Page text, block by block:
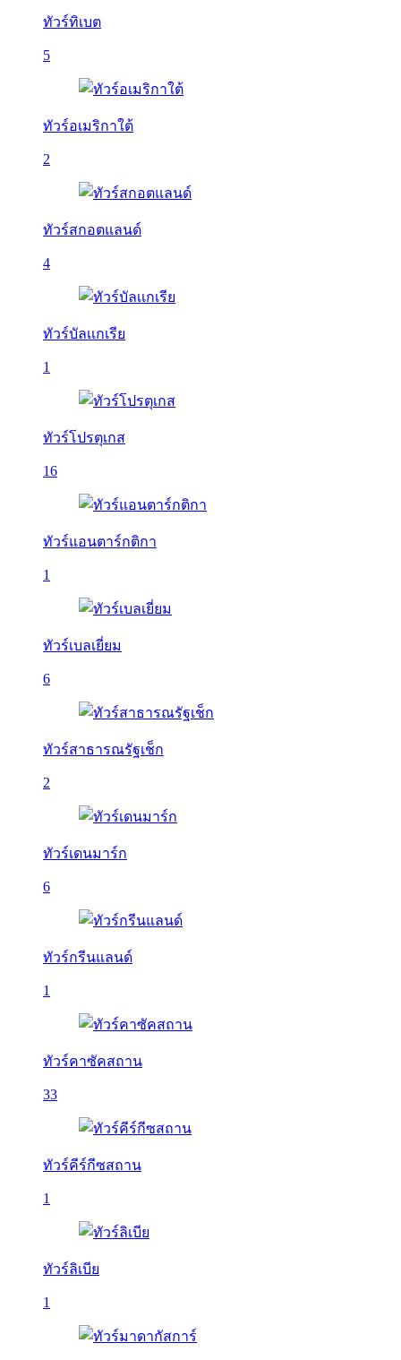
ทัวร์ทิเบต
5
ทัวร์อเมริกาใต้
2
ทัวร์สกอตแลนด์
4
ทัวร์บัลเเกเรีย
1
ทัวร์โปรตุเกส
16
ทัวร์แอนตาร์กติกา
1
ทัวร์เบลเยี่ยม
6
ทัวร์สาธารณรัฐเช็ก
2
ทัวร์เดนมาร์ก
6
ทัวร์กรีนแลนด์
1
ทัวร์คาซัคสถาน
33
ทัวร์คีร์กีซสถาน
1
ทัวร์ลิเบีย
1